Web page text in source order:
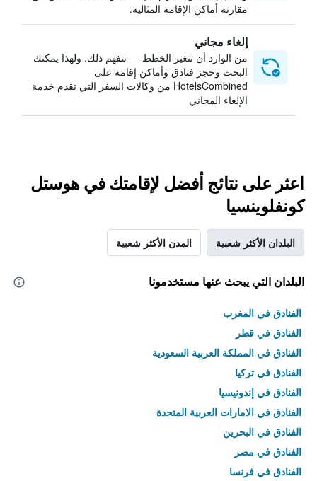
مقارنة أماكن الإقامة المثالية.
إلغاء مجاني
من الوارد أن تتغير الخطط — نتفهم ذلك. ولهذا يمكنك
البحث وحجز فنادق وأماكن إقامة على
HotelsCombined من وكالات السفر التي تقدم خدمة
الإلغاء المجاني
اعثر على نتائج أفضل لإقامتك في هوستل
كونفلوينسيا
البلدان الأكثر شعبية المدن الأكثر شعبية
البلدان التي يبحث عنها مستخدمونا
الفنادق في المغرب
الفنادق في قطر
الفنادق في المملكة العربية السعودية
الفنادق في تركيا
الفنادق في إندونيسيا
الفنادق في الامارات العربية المتحدة
الفنادق في البحرين
الفنادق في مصر
الفنادق في فرنسا